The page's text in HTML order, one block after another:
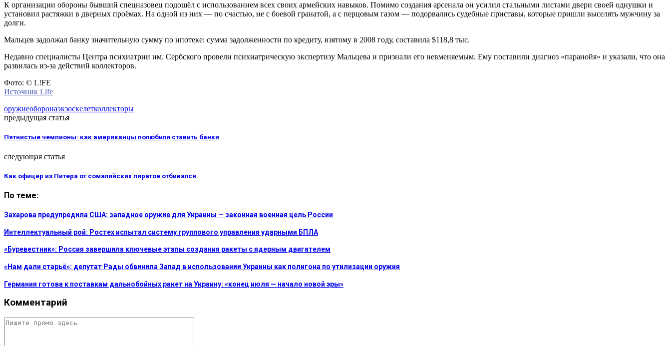
К организации обороны бывший спецназовец подошёл с использованием всех своих армейских навыков. Помимо создания арсенала он усилил стальными листами двери своей однушки и
установил растяжки в дверных проёмах. На одной из них — по счастью, не с боевой гранатой, а с перцовым газом — подорвались судебные приставы, которые пришли выселять мужчину за
долги.
Мальцев задолжал банку значительную сумму по ипотеке: сумма задолженности по кредиту, взятому в 2008 году, составила $118,8 тыс.
Недавно специалисты Центра психиатрии им. Сербского провели психиатрическую экспертизу Мальцева и признали его невменяемым. Ему поставили диагноз «паранойя» и указали, что она
развилась из-за действий коллекторов.
Фото: © L!FE
Источник Life
оружиеоборонаэкзоскелетколлекторы
предыдущая статья
Пятнистые чемпионы: как американцы полюбили ставить банки
следующая статья
Как офицер из Питера от сомалийских пиратов отбивался
По теме:
Захарова предупредила США: западное оружие для Украины — законная военная цель России
Интеллектуальный рой: Ростех испытал систему группового управления ударными БПЛА
«Буревестник»: Россия завершила ключевые этапы создания ракеты с ядерным двигателем
«Нам дали старьё»: депутат Рады обвинила Запад в использовании Украины как полигона по утилизации оружия
Германия готова к поставкам дальнобойных ракет на Украину: «конец июля — начало новой эры»
Комментарий